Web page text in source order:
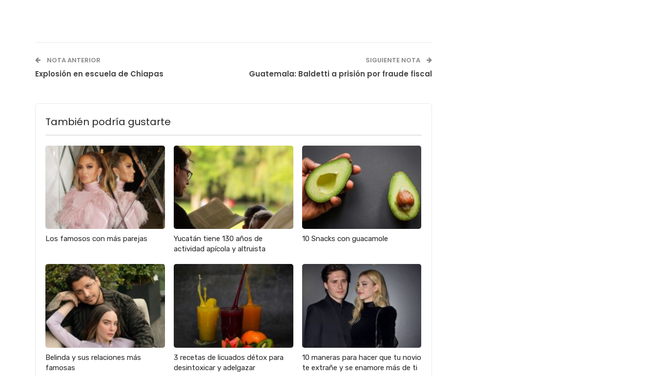
NOTA ANTERIOR
Explosión en escuela de Chiapas
SIGUIENTE NOTA
Guatemala: Baldetti a prisión por fraude fiscal
También podría gustarte
Los famosos con más parejas
Yucatán tiene 130 años de
actividad apícola y altruista
10 Snacks con guacamole
Belinda y sus relaciones más
famosas
3 recetas de licuados détox para
desintoxicar y adelgazar
10 maneras para hacer que tu novio
te extrañe y se enamore más de ti